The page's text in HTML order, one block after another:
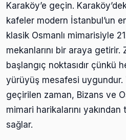
Karaköy’e geçin.
kafeler modern İstanbul’un
klasik Osmanlı mimarisiyle
mekanlarını bir araya
başlangıç noktasıdır çünkü
yürüyüş mesafesi uygundur.
geçirilen zaman, Bizans ve
mimari harikalarını yakından
sağlar.